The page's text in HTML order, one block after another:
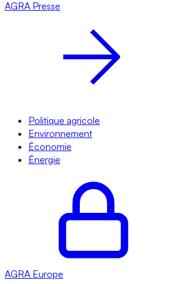
AGRA Presse
Politique agricole
Environnement
Économie
Énergie
AGRA Europe